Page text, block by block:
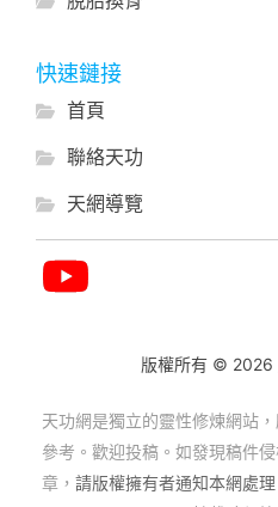
快速鏈接
首頁
聯絡天功
天網導覽
版權所有 © 2026
天功網是獨立的靈性修煉網站
參考。歡迎投稿。如發現稿件
章， 請版權擁有者通知本網處理